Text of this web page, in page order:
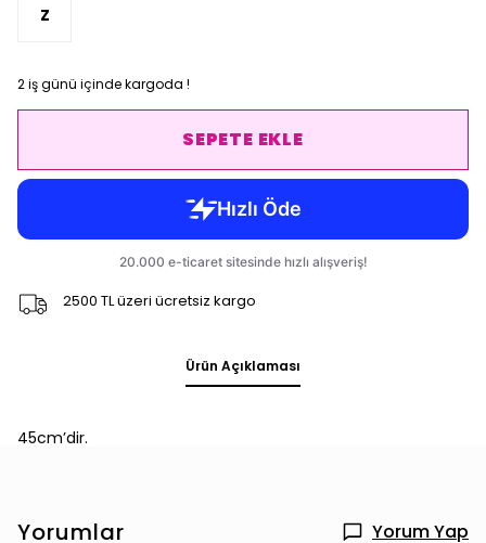
Z
2 iş günü içinde kargoda !
SEPETE EKLE
2500 TL üzeri ücretsiz kargo
Ürün Açıklaması
45cm’dir.
Yorumlar Yorum Yap